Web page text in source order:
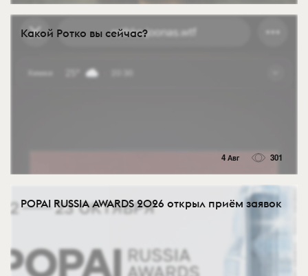
Какой Ротко вы сейчас?
4 Авг 301
POPAI RUSSIA AWARDS 2026 открыл приём заявок